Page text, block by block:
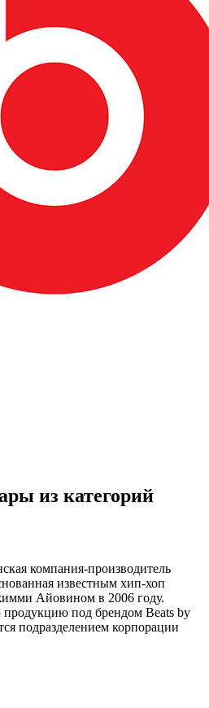
из категорий
компания-производитель
известным хип-хоп
Айовином в 2006 году.
под брендом Beats by
подразделением корпорации